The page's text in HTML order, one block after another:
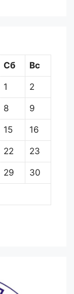
Сб Вс
1 2
8 9
15 16
22 23
29 30